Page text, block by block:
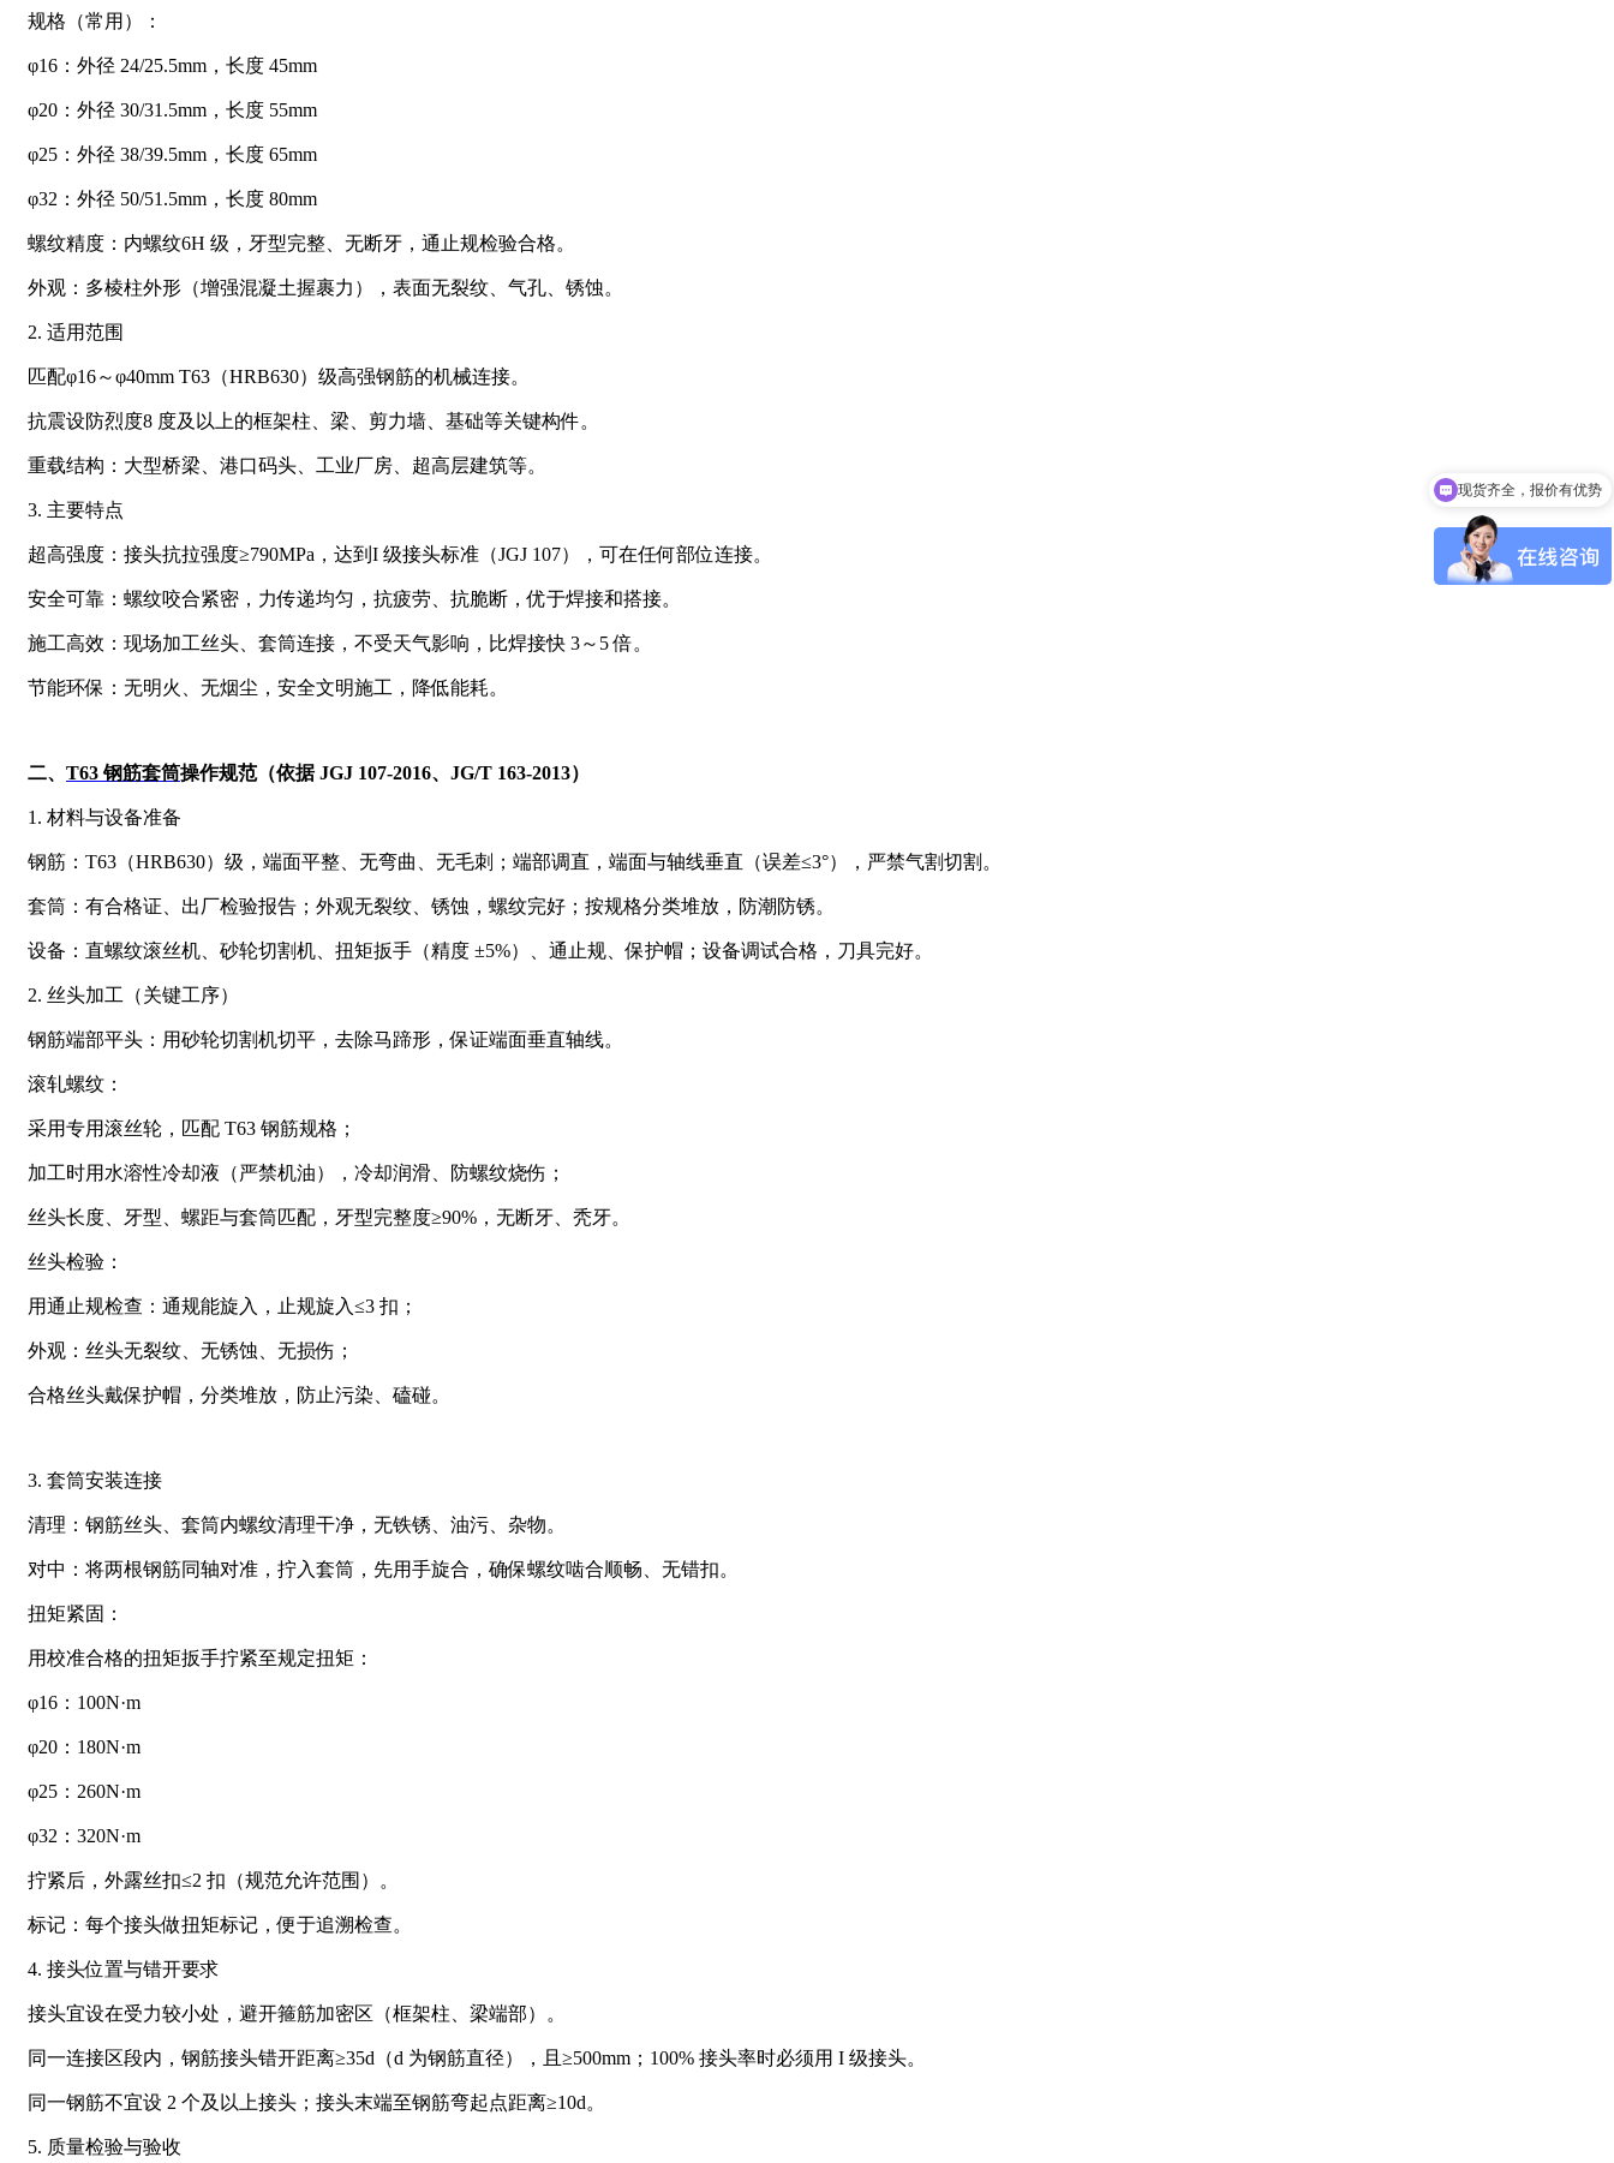
规格（常用）：
φ16：外径 24/25.5mm，长度 45mm
φ20：外径 30/31.5mm，长度 55mm
φ25：外径 38/39.5mm，长度 65mm
φ32：外径 50/51.5mm，长度 80mm
螺纹精度：内螺纹6H 级，牙型完整、无断牙，通止规检验合格。
外观：多棱柱外形（增强混凝土握裹力），表面无裂纹、气孔、锈蚀。
2. 适用范围
匹配φ16～φ40mm T63（HRB630）级高强钢筋的机械连接。
抗震设防烈度8 度及以上的框架柱、梁、剪力墙、基础等关键构件。
重载结构：大型桥梁、港口码头、工业厂房、超高层建筑等。
3. 主要特点
超高强度：接头抗拉强度≥790MPa，达到I 级接头标准（JGJ 107），可在任何部位连接。
安全可靠：螺纹咬合紧密，力传递均匀，抗疲劳、抗脆断，优于焊接和搭接。
施工高效：现场加工丝头、套筒连接，不受天气影响，比焊接快 3～5 倍。
节能环保：无明火、无烟尘，安全文明施工，降低能耗。
二、 T63 钢筋套筒操作规范（依据 JGJ 107‑2016、JG/T 163‑2013）
1. 材料与设备准备
钢筋：T63（HRB630）级，端面平整、无弯曲、无毛刺；端部调直，端面与轴线垂直（误差≤3°），严禁气割切割。
套筒：有合格证、出厂检验报告；外观无裂纹、锈蚀，螺纹完好；按规格分类堆放，防潮防锈。
设备：直螺纹滚丝机、砂轮切割机、扭矩扳手（精度 ±5%）、通止规、保护帽；设备调试合格，刀具完好。
2. 丝头加工（关键工序）
钢筋端部平头：用砂轮切割机切平，去除马蹄形，保证端面垂直轴线。
滚轧螺纹：
采用专用滚丝轮，匹配 T63 钢筋规格；
加工时用水溶性冷却液（严禁机油），冷却润滑、防螺纹烧伤；
丝头长度、牙型、螺距与套筒匹配，牙型完整度≥90%，无断牙、秃牙。
丝头检验：
用通止规检查：通规能旋入，止规旋入≤3 扣；
外观：丝头无裂纹、无锈蚀、无损伤；
合格丝头戴保护帽，分类堆放，防止污染、磕碰。
3. 套筒安装连接
清理：钢筋丝头、套筒内螺纹清理干净，无铁锈、油污、杂物。
对中：将两根钢筋同轴对准，拧入套筒，先用手旋合，确保螺纹啮合顺畅、无错扣。
扭矩紧固：
用校准合格的扭矩扳手拧紧至规定扭矩：
φ16：100N·m
φ20：180N·m
φ25：260N·m
φ32：320N·m
拧紧后，外露丝扣≤2 扣（规范允许范围）。
标记：每个接头做扭矩标记，便于追溯检查。
4. 接头位置与错开要求
接头宜设在受力较小处，避开箍筋加密区（框架柱、梁端部）。
同一连接区段内，钢筋接头错开距离≥35d（d 为钢筋直径），且≥500mm；100% 接头率时必须用 I 级接头。
同一钢筋不宜设 2 个及以上接头；接头末端至钢筋弯起点距离≥10d。
5. 质量检验与验收
现货齐全，报价有优势
批量采购 优惠活动多多